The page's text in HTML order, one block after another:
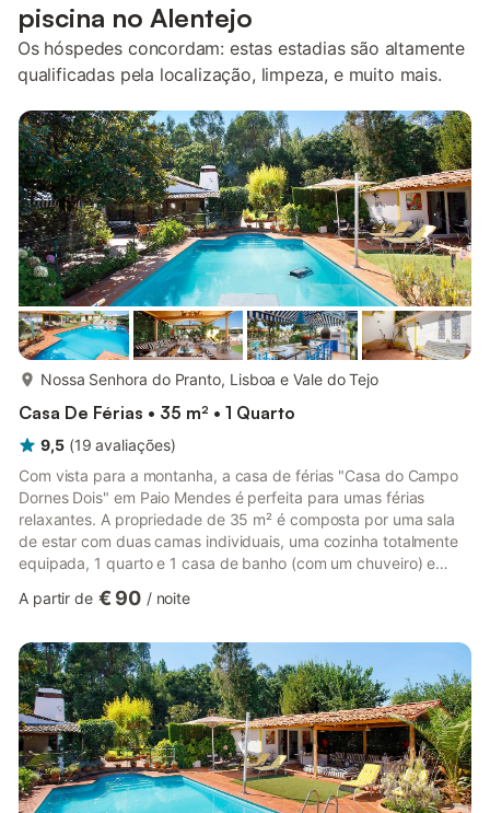
piscina no Alentejo
Os hóspedes concordam: estas estadias são altamente
qualificadas pela localização, limpeza, e muito mais.
mais...
Nossa Senhora do Pranto, Lisboa e Vale do Tejo
Casa De Férias • 35 m² • 1 Quarto
9,5 (19 avaliações)
Com vista para a montanha, a casa de férias "Casa do Campo
Dornes Dois" em Paio Mendes é perfeita para umas férias
relaxantes. A propriedade de 35 m² é composta por uma sala
de estar com duas camas individuais, uma cozinha totalmente
equipada, 1 quarto e 1 casa de banho (com um chuveiro) e
acesso Wi-Fi de alta velocidade (adequado para
televisão inteligente com serviços de streaming, aquecimento,
ar condicionado, uma ventoinha, bem como livros e brinquedos
para crianças. Também ...
A partir de € 90 / noite